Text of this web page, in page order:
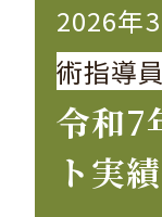
2026年
術指導
令和7
ト実